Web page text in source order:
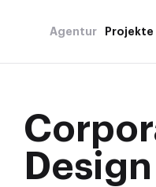
Agentur Projekte
Design